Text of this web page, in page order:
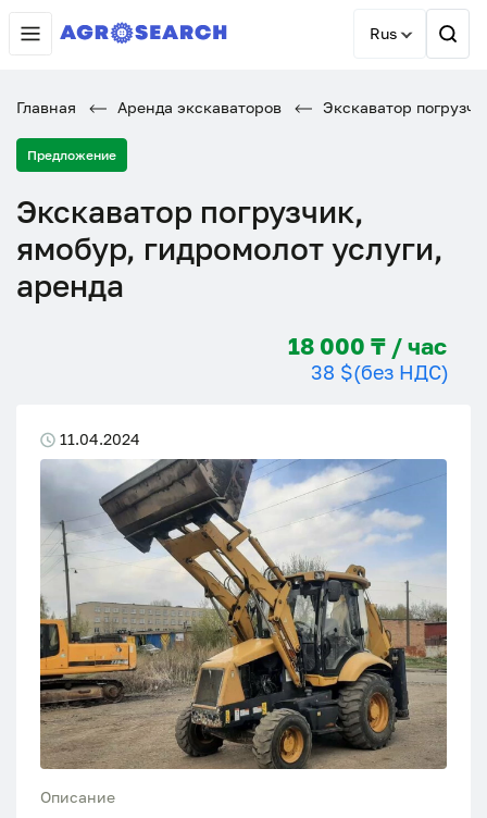
Rus
Главная Аренда экскаваторов Экскаватор
Предложение
Экскаватор погрузчик,
ямобур, гидромолот услуги,
аренда
18 000 ₸ / час
38 $(без НДС)
11.04.2024
Описание